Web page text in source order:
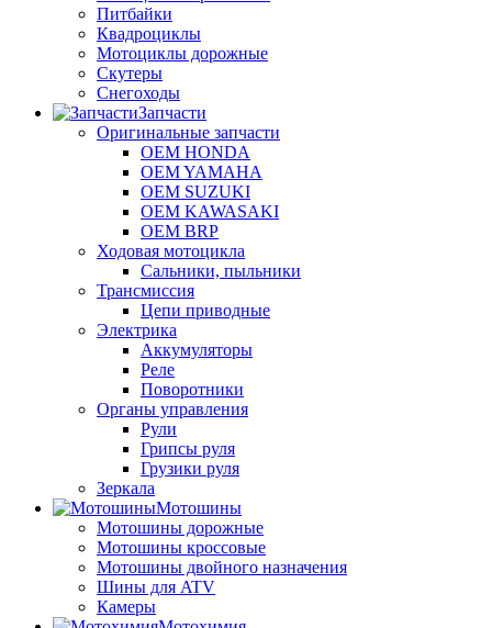
Питбайки
Квадроциклы
Мотоциклы дорожные
Скутеры
Снегоходы
Запчасти
Оригинальные запчасти
OEM HONDA
OEM YAMAHA
OEM SUZUKI
OEM KAWASAKI
OEM BRP
Ходовая мотоцикла
Сальники, пыльники
Трансмиссия
Цепи приводные
Электрика
Аккумуляторы
Реле
Поворотники
Органы управления
Рули
Грипсы руля
Грузики руля
Зеркала
Мотошины
Мотошины дорожные
Мотошины кроссовые
Мотошины двойного назначения
Шины для ATV
Камеры